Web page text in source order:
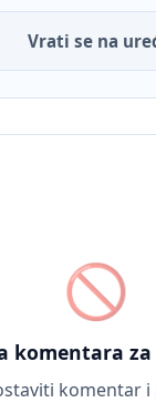
Vrati se na
komentara
komentar